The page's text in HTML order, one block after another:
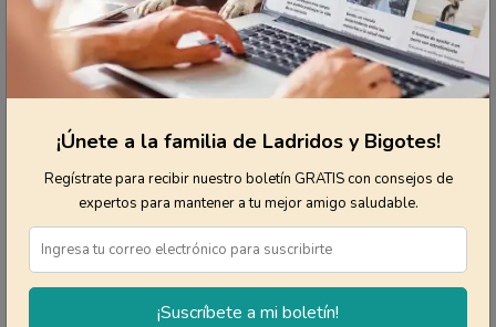
CÓMO TRATAR LA GEH Y CUIDAR
A TU MASCOTA DURANTE SU
RECUPERACIÓN
Tras el diagnóstico, el veterinario
recomendará un tratamiento inmediato junto
con una terapia intravenosa intensiva. El
veterinario te recomendará que tu mascota
permanezca hospitalizada durante al menos
¡Únete a la familia de Ladridos y Bigotes!
Regístrate para recibir nuestro boletín GRATIS con consejos de
expertos para mantener a tu mejor amigo saludable.
¡Suscríbete a mi boletín!